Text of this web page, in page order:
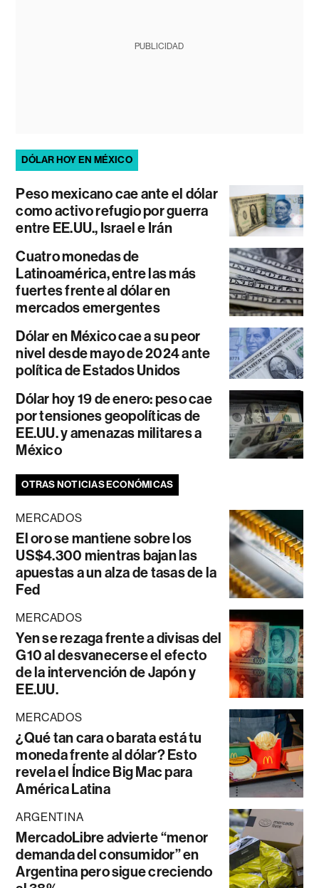
PUBLICIDAD
DÓLAR HOY EN MÉXICO
Peso mexicano cae ante el dólar
como activo refugio por guerra
entre EE.UU., Israel e Irán
Cuatro monedas de
Latinoamérica, entre las más
fuertes frente al dólar en
mercados emergentes
Dólar en México cae a su peor
nivel desde mayo de 2024 ante
política de Estados Unidos
Dólar hoy 19 de enero: peso cae
por tensiones geopolíticas de
EE.UU. y amenazas militares a
México
OTRAS NOTICIAS ECONÓMICAS
MERCADOS
El oro se mantiene sobre los
US$4.300 mientras bajan las
apuestas a un alza de tasas de la
Fed
MERCADOS
Yen se rezaga frente a divisas del
G10 al desvanecerse el efecto
de la intervención de Japón y
EE.UU.
MERCADOS
¿Qué tan cara o barata está tu
moneda frente al dólar? Esto
revela el Índice Big Mac para
América Latina
ARGENTINA
MercadoLibre advierte “menor
demanda del consumidor” en
Argentina pero sigue creciendo